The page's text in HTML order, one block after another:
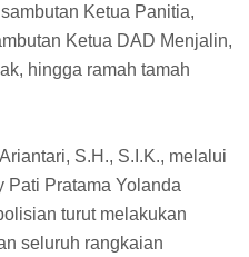
Ketua Panitia,
Ketua DAD Menjalin,
hingga ramah tamah
S.H., S.I.K., melalui
Pati Pratama Yolanda
turut melakukan
seluruh rangkaian